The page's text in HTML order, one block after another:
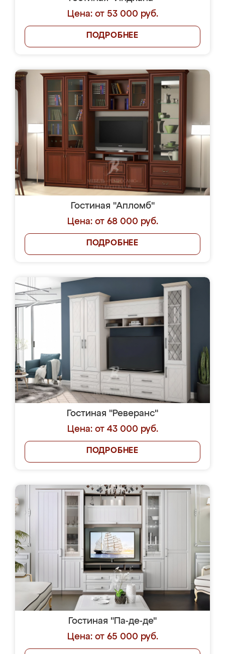
Цена: от 53 000 руб.
ПОДРОБНЕЕ
Гостиная "Апломб"
Цена: от 68 000 руб.
ПОДРОБНЕЕ
Гостиная "Реверанс"
Цена: от 43 000 руб.
ПОДРОБНЕЕ
Гостиная "Па-де-де"
Цена: от 65 000 руб.